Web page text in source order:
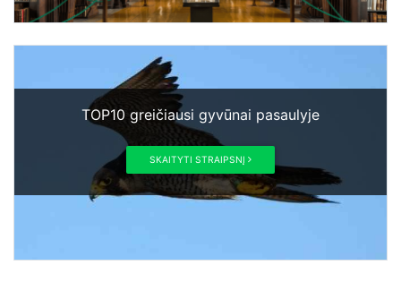
TOP10 greičiausi gyvūnai pasaulyje
SKAITYTI STRAIPSNĮ